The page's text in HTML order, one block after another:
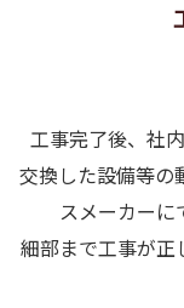
工事完了後、社
交換した設備等の
スメーカーに
細部まで工事が正